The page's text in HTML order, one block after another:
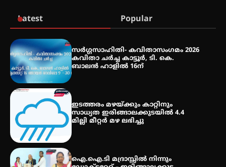
കോമേഴ്‌സ് അസോസിയേഷന്
തുടക്കമായി
എസ് എൻ ഹയർ സെക്കൻഡറി
വിദ്യാർത്ഥികൾ
Latest Popular
സർഗ്ഗസാഹിതി- കവിതാസംഗമം 2026
കവിതാ ചർച്ച കാട്ടൂർ, ടി. കെ.
ബാലൻ ഹാളിൽ 16ന്
ഇടത്തരം മഴയ്ക്കും കാറ്റിനും
സാധ്യത ഇരിങ്ങാലക്കുടയിൽ 4.4
മില്ലി മീറ്റർ മഴ ലഭിച്ചു
ഐ.ഐ.ടി മദ്രാസ്സിൽ നിന്നും